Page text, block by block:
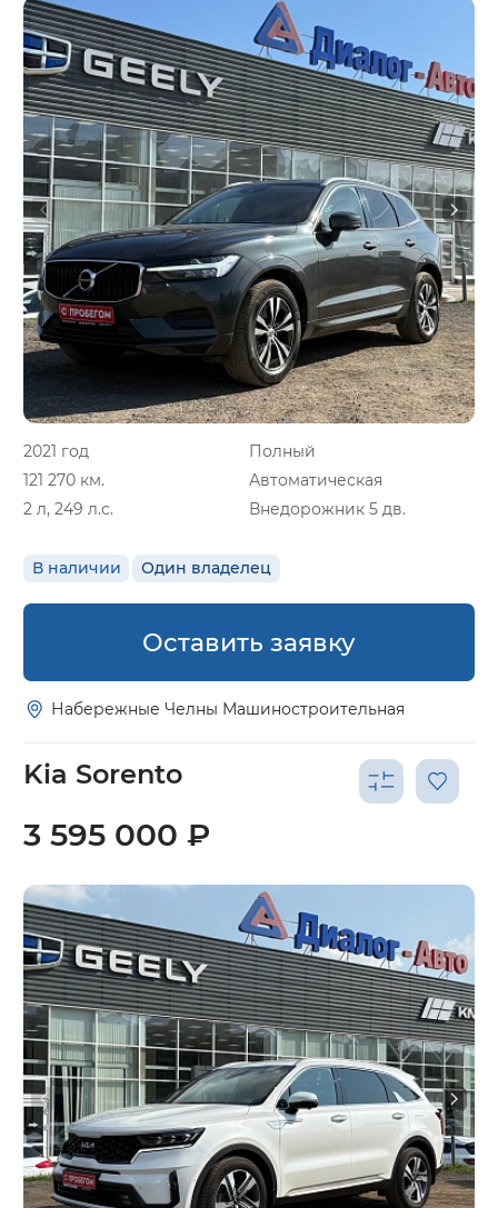
2021 год
Полный
121 270 км.
Автоматическая
2 л, 249 л.с.
Внедорожник 5 дв.
В наличии Один владелец
Оставить заявку
Набережные Челны Машиностроительная
Kia Sorento
3 595 000 ₽